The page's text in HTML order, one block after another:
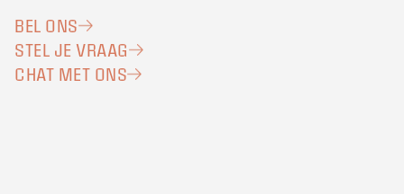
BEL ONS
STEL JE VRAAG
CHAT MET ONS